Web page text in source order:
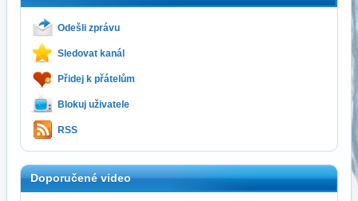
Odešli zprávu
Sledovat kanál
Přidej k přátelům
Blokuj uživatele
RSS
Doporučené video